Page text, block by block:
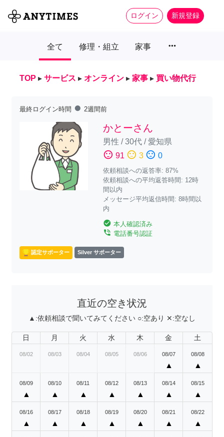
ログイン 新規登録
全て 修理・組立 家事 more_horiz
TOP ▸ サービス ▸ オンライン ▸ 家事 ▸ 買い物代行
最終ログイン時間 fiber_manual_record 2週間前
かとーさん
男性 /30代/愛知県
sentiment_satisfied 91 sentiment_neutral 3 sentiment_dissatisfied 0
依頼相談への返答率: 87%
依頼相談への平均返答時間: 12時
間以内
メッセージ平均返信時間: 8時間以
内
check_circle 本人確認済み
phone_in_talk 電話番号認証
認定サポーター Silver サポーター
直近の空き状況
▲:依頼相談で聞いてみてください ○:空あり ✕:空なし
日 月 火 水 木 金 土
08/02 08/03 08/04 08/05 08/06 08/07
▲
08/08
▲
08/09
▲
08/10
▲
08/11
▲
08/12
▲
08/13
▲
08/14
▲
08/15
▲
08/16
▲
08/17
▲
08/18
▲
08/19
▲
08/20
▲
08/21
▲
08/22
▲